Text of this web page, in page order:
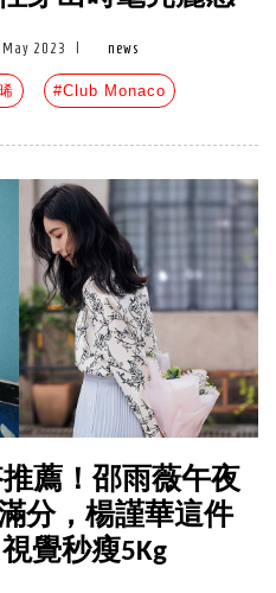
May 2023 news
#Club Monaco
薦！邵雨薇午夜
分，楊謹華這件
覺秒瘦5Kg